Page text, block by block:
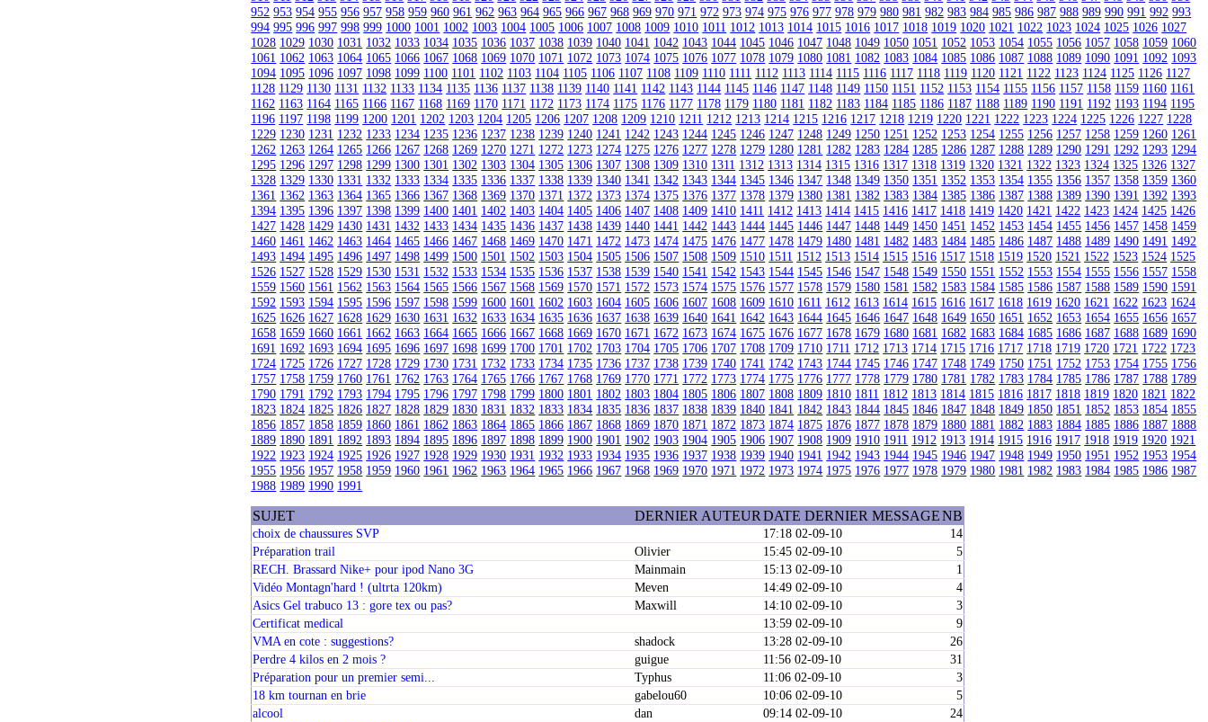
952 953 954 955 956 957 958 959 960 961 962 963 964 965 966 967 968 969 970 971 972 973 974 975 976 977 978 979 980 981 982 983 984 985 986 987 988 989 990 991 992 993
994 995 996 997 998 999 1000 1001 1002 1003 1004 1005 1006 1007 1008 1009 1010 1011 1012 1013 1014 1015 1016 1017 1018 1019 1020 1021 1022 1023 1024 1025 1026 1027
1028 1029 1030 1031 1032 1033 1034 1035 1036 1037 1038 1039 1040 1041 1042 1043 1044 1045 1046 1047 1048 1049 1050 1051 1052 1053 1054 1055 1056 1057 1058 1059 1060
1061 1062 1063 1064 1065 1066 1067 1068 1069 1070 1071 1072 1073 1074 1075 1076 1077 1078 1079 1080 1081 1082 1083 1084 1085 1086 1087 1088 1089 1090 1091 1092 1093
1094 1095 1096 1097 1098 1099 1100 1101 1102 1103 1104 1105 1106 1107 1108 1109 1110 1111 1112 1113 1114 1115 1116 1117 1118 1119 1120 1121 1122 1123 1124 1125 1126 1127
1128 1129 1130 1131 1132 1133 1134 1135 1136 1137 1138 1139 1140 1141 1142 1143 1144 1145 1146 1147 1148 1149 1150 1151 1152 1153 1154 1155 1156 1157 1158 1159 1160 1161
1162 1163 1164 1165 1166 1167 1168 1169 1170 1171 1172 1173 1174 1175 1176 1177 1178 1179 1180 1181 1182 1183 1184 1185 1186 1187 1188 1189 1190 1191 1192 1193 1194 1195
1196 1197 1198 1199 1200 1201 1202 1203 1204 1205 1206 1207 1208 1209 1210 1211 1212 1213 1214 1215 1216 1217 1218 1219 1220 1221 1222 1223 1224 1225 1226 1227 1228
1229 1230 1231 1232 1233 1234 1235 1236 1237 1238 1239 1240 1241 1242 1243 1244 1245 1246 1247 1248 1249 1250 1251 1252 1253 1254 1255 1256 1257 1258 1259 1260 1261
1262 1263 1264 1265 1266 1267 1268 1269 1270 1271 1272 1273 1274 1275 1276 1277 1278 1279 1280 1281 1282 1283 1284 1285 1286 1287 1288 1289 1290 1291 1292 1293 1294
1295 1296 1297 1298 1299 1300 1301 1302 1303 1304 1305 1306 1307 1308 1309 1310 1311 1312 1313 1314 1315 1316 1317 1318 1319 1320 1321 1322 1323 1324 1325 1326 1327
1328 1329 1330 1331 1332 1333 1334 1335 1336 1337 1338 1339 1340 1341 1342 1343 1344 1345 1346 1347 1348 1349 1350 1351 1352 1353 1354 1355 1356 1357 1358 1359 1360
1361 1362 1363 1364 1365 1366 1367 1368 1369 1370 1371 1372 1373 1374 1375 1376 1377 1378 1379 1380 1381 1382 1383 1384 1385 1386 1387 1388 1389 1390 1391 1392 1393
1394 1395 1396 1397 1398 1399 1400 1401 1402 1403 1404 1405 1406 1407 1408 1409 1410 1411 1412 1413 1414 1415 1416 1417 1418 1419 1420 1421 1422 1423 1424 1425 1426
1427 1428 1429 1430 1431 1432 1433 1434 1435 1436 1437 1438 1439 1440 1441 1442 1443 1444 1445 1446 1447 1448 1449 1450 1451 1452 1453 1454 1455 1456 1457 1458 1459
1460 1461 1462 1463 1464 1465 1466 1467 1468 1469 1470 1471 1472 1473 1474 1475 1476 1477 1478 1479 1480 1481 1482 1483 1484 1485 1486 1487 1488 1489 1490 1491 1492
1493 1494 1495 1496 1497 1498 1499 1500 1501 1502 1503 1504 1505 1506 1507 1508 1509 1510 1511 1512 1513 1514 1515 1516 1517 1518 1519 1520 1521 1522 1523 1524 1525
1526 1527 1528 1529 1530 1531 1532 1533 1534 1535 1536 1537 1538 1539 1540 1541 1542 1543 1544 1545 1546 1547 1548 1549 1550 1551 1552 1553 1554 1555 1556 1557 1558
1559 1560 1561 1562 1563 1564 1565 1566 1567 1568 1569 1570 1571 1572 1573 1574 1575 1576 1577 1578 1579 1580 1581 1582 1583 1584 1585 1586 1587 1588 1589 1590 1591
1592 1593 1594 1595 1596 1597 1598 1599 1600 1601 1602 1603 1604 1605 1606 1607 1608 1609 1610 1611 1612 1613 1614 1615 1616 1617 1618 1619 1620 1621 1622 1623 1624
1625 1626 1627 1628 1629 1630 1631 1632 1633 1634 1635 1636 1637 1638 1639 1640 1641 1642 1643 1644 1645 1646 1647 1648 1649 1650 1651 1652 1653 1654 1655 1656 1657
1658 1659 1660 1661 1662 1663 1664 1665 1666 1667 1668 1669 1670 1671 1672 1673 1674 1675 1676 1677 1678 1679 1680 1681 1682 1683 1684 1685 1686 1687 1688 1689 1690
1691 1692 1693 1694 1695 1696 1697 1698 1699 1700 1701 1702 1703 1704 1705 1706 1707 1708 1709 1710 1711 1712 1713 1714 1715 1716 1717 1718 1719 1720 1721 1722 1723
1724 1725 1726 1727 1728 1729 1730 1731 1732 1733 1734 1735 1736 1737 1738 1739 1740 1741 1742 1743 1744 1745 1746 1747 1748 1749 1750 1751 1752 1753 1754 1755 1756
1757 1758 1759 1760 1761 1762 1763 1764 1765 1766 1767 1768 1769 1770 1771 1772 1773 1774 1775 1776 1777 1778 1779 1780 1781 1782 1783 1784 1785 1786 1787 1788 1789
1790 1791 1792 1793 1794 1795 1796 1797 1798 1799 1800 1801 1802 1803 1804 1805 1806 1807 1808 1809 1810 1811 1812 1813 1814 1815 1816 1817 1818 1819 1820 1821 1822
1823 1824 1825 1826 1827 1828 1829 1830 1831 1832 1833 1834 1835 1836 1837 1838 1839 1840 1841 1842 1843 1844 1845 1846 1847 1848 1849 1850 1851 1852 1853 1854 1855
1856 1857 1858 1859 1860 1861 1862 1863 1864 1865 1866 1867 1868 1869 1870 1871 1872 1873 1874 1875 1876 1877 1878 1879 1880 1881 1882 1883 1884 1885 1886 1887 1888
1889 1890 1891 1892 1893 1894 1895 1896 1897 1898 1899 1900 1901 1902 1903 1904 1905 1906 1907 1908 1909 1910 1911 1912 1913 1914 1915 1916 1917 1918 1919 1920 1921
1922 1923 1924 1925 1926 1927 1928 1929 1930 1931 1932 1933 1934 1935 1936 1937 1938 1939 1940 1941 1942 1943 1944 1945 1946 1947 1948 1949 1950 1951 1952 1953 1954
1955 1956 1957 1958 1959 1960 1961 1962 1963 1964 1965 1966 1967 1968 1969 1970 1971 1972 1973 1974 1975 1976 1977 1978 1979 1980 1981 1982 1983 1984 1985 1986 1987
1988 1989 1990 1991
SUJET DERNIER AUTEUR DATE DERNIER MESSAGENB
choix de chaussures SVP 17:18 02-09-10
14
Préparation trail
Olivier 15:45 02-09-10
5
RECH. Brassard Nike+ pour ipod Nano 3G
Mainmain 15:13 02-09-10
1
Vidéo Montagn'hard ! (ultrta 120km)
Meven 14:49 02-09-10
4
Asics Gel trabuco 13 : gore tex ou pas?
Maxwill 14:10 02-09-10
3
Certificat medical
13:59 02-09-10
9
VMA en cote : suggestions?
shadock 13:28 02-09-10
26
Perdre 4 kilos en 2 mois ?
guigue 11:56 02-09-10
31
Préparation pour un premier semi...
Typhus 11:06 02-09-10
3
18 km tournan en brie
gabelou60 10:06 02-09-10
5
alcool
dan 09:14 02-09-10
24